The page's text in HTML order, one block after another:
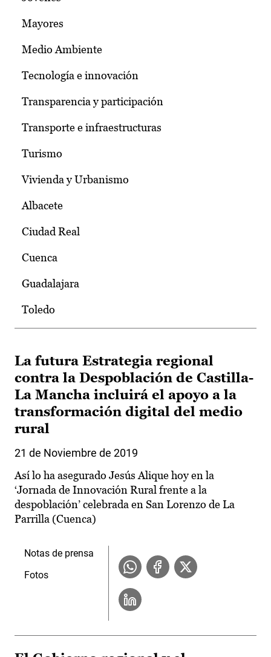
Mayores
Medio Ambiente
Tecnología e innovación
Transparencia y participación
Transporte e infraestructuras
Turismo
Vivienda y Urbanismo
Albacete
Ciudad Real
Cuenca
Guadalajara
Toledo
La futura Estrategia regional
contra la Despoblación de Castilla-
La Mancha incluirá el apoyo a la
transformación digital del medio
rural
21 de Noviembre de 2019
Así lo ha asegurado Jesús Alique hoy en la
‘Jornada de Innovación Rural frente a la
despoblación’ celebrada en San Lorenzo de La
Parrilla (Cuenca)
Notas de prensa
Fotos